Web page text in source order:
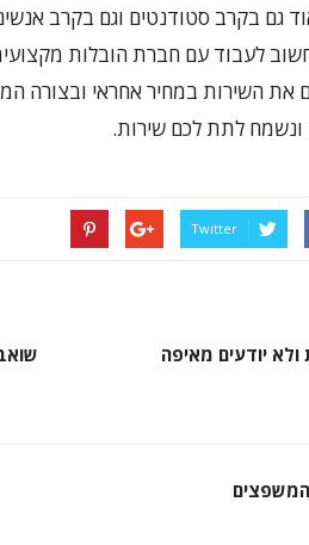
גם בקרב סטודנטים וגם בקרב
לעבוד עם חברת הובלות
השירות במחיר אחראי ובצורה
לתת לכם שירות.
Twitter
יודעים מאיפה
המשפצים